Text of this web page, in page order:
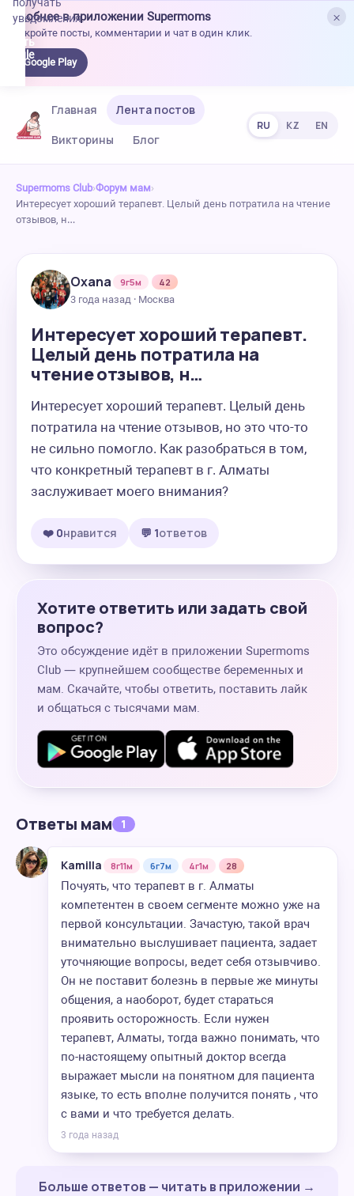
×
Удобнее в приложении Supermoms
Откройте посты, комментарии и чат в один клик.
Google Play
уведомления.
Главная
Лента постов
Викторины
Блог
RU KZ EN
Supermoms Club›Форум мам›
Интересует хороший терапевт. Целый день потратила на чтение
отзывов, н…
Oxana 9г5м
42
3 года назад · Москва
Интересует хороший терапевт.
Целый день потратила на
чтение отзывов, н…
Интересует хороший терапевт. Целый день
потратила на чтение отзывов, но это что-то
не сильно помогло. Как разобраться в том,
что конкретный терапевт в г. Алматы
заслуживает моего внимания?
❤️ 0нравится 💬 1ответов
Хотите ответить или задать свой
вопрос?
Это обсуждение идёт в приложении Supermoms
Club — крупнейшем сообществе беременных и
мам. Скачайте, чтобы ответить, поставить лайк
и общаться с тысячами мам.
Ответы мам 1
Kamilla 8г11м 6г7м 4г1м 28
Почуять, что терапевт в г. Алматы
компетентен в своем сегменте можно уже на
первой консультации. Зачастую, такой врач
внимательно выслушивает пациента, задает
уточняющие вопросы, ведет себя отзывчиво.
Он не поставит болезнь в первые же минуты
общения, а наоборот, будет стараться
проявить осторожность. Если нужен
терапевт, Алматы, тогда важно понимать, что
по-настоящему опытный доктор всегда
выражает мысли на понятном для пациента
языке, то есть вполне получится понять , что
с вами и что требуется делать.
3 года назад
Больше ответов — читать в приложении →